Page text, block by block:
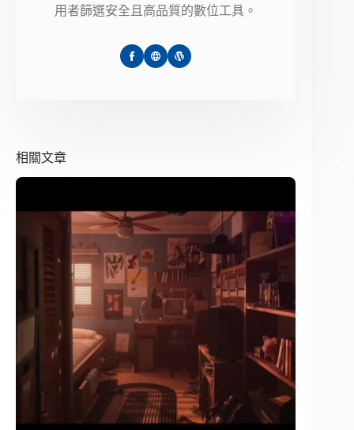
用者篩選安全且高品質的數位工具。
相關文章